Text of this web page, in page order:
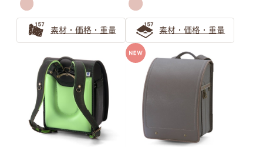
ランドセルのカラーを選ぶのも、
お子さまにとって個性を育む大切な思い出。
世界にひとつだけの、
お子さまのお気に入りがきっと見つかるように
ランドセルカラーの選び方ガイドをお届けします。
グレー ランドセルの選び方
素材・価格・重量 素材・価格・重量